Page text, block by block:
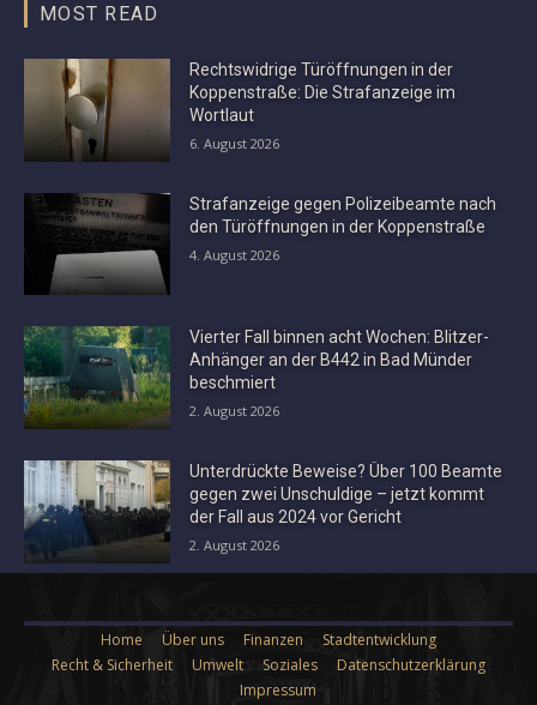
MOST READ
Rechtswidrige Türöffnungen in der
Koppenstraße: Die Strafanzeige im
Wortlaut
6. August 2026
Strafanzeige gegen Polizeibeamte nach
den Türöffnungen in der Koppenstraße
4. August 2026
Vierter Fall binnen acht Wochen: Blitzer-
Anhänger an der B442 in Bad Münder
beschmiert
2. August 2026
Unterdrückte Beweise? Über 100 Beamte
gegen zwei Unschuldige – jetzt kommt
der Fall aus 2024 vor Gericht
2. August 2026
Home Über uns Finanzen
Stadtentwicklung
Recht & Sicherheit
Umwelt Soziales
Datenschutzerklärung
Impressum